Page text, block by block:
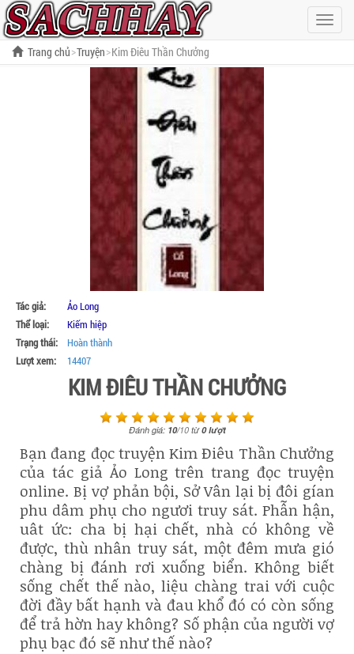
Hiện
menu
Trang chủ Truyện Kim Điêu Thần Chưởng
Tác giả:
Ảo Long
Thể loại:
Kiếm hiệp
Trạng thái:
Hoàn thành
Lượt xem:
14407
KIM ĐIÊU THẦN CHƯỞNG
Đánh giá: 10/10từ0lượt
Bạn đang đọc truyện Kim Điêu Thần Chưởng
của tác giả Ảo Long trên trang đọc truyện
online. Bị vợ phản bội, Sở Vân lại bị đôi gían
phu dâm phụ cho ngươi truy sát. Phẫn hận,
uât ức: cha bị hại chết, nhà có không về
được, thù nhân truy sát, một đêm mưa gió
chàng bị đánh rơi xuống biển. Không biết
sống chết thế nào, liệu chàng trai với cuộc
đời đầy bất hạnh và đau khổ đó có còn sống
để trả hờn hay không? Số phận của người vợ
phụ bạc đó sẽ như thế nào?